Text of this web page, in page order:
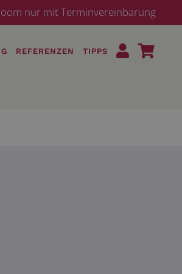
nur mit Terminvereinbarung
REFERENZEN TIPPS